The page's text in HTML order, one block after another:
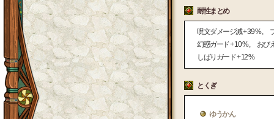
耐性まとめ
呪文ダメージ減+ 39 %
幻惑ガード+ 10 %
おび
しばりガード+ 12 %
とくぎ
ゆうかん